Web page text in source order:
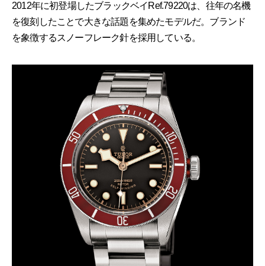
2012年に初登場したブラックベイRef.79220は、往年の名機
を復刻したことで大きな話題を集めたモデルだ。ブランド
を象徴するスノーフレーク針を採用している。